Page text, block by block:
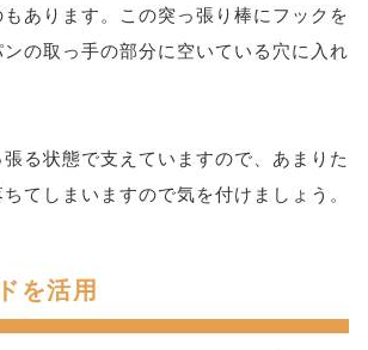
あります。この突っ張り棒にフックを
の取っ手の部分に空いている穴に入れ
る状態で支えていますので、あまりた
てしまいますので気を付けましょう。
を活用